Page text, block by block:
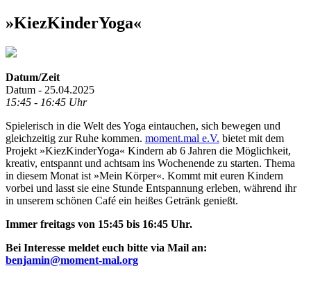
»KiezKinderYoga«
Datum/Zeit
Datum - 25.04.2025
15:45 - 16:45 Uhr
Spielerisch in die Welt des Yoga eintauchen, sich bewegen und
gleichzeitig zur Ruhe kommen. moment.mal e.V. bietet mit dem
Projekt »KiezKinderYoga« Kindern ab 6 Jahren die Möglichkeit,
kreativ, entspannt und achtsam ins Wochenende zu starten. Thema
in diesem Monat ist »Mein Körper«. Kommt mit euren Kindern
vorbei und lasst sie eine Stunde Entspannung erleben, während ihr
in unserem schönen Café ein heißes Getränk genießt.
Immer freitags von 15:45 bis 16:45 Uhr.
Bei Interesse meldet euch bitte via Mail an:
benjamin@moment-mal.org